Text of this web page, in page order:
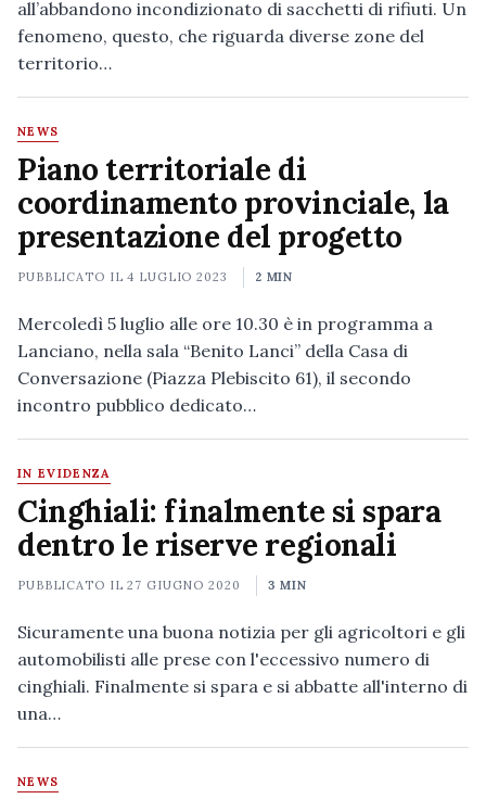
all’abbandono incondizionato di sacchetti di rifiuti. Un
fenomeno, questo, che riguarda diverse zone del
territorio…
NEWS
Piano territoriale di
coordinamento provinciale, la
presentazione del progetto
PUBBLICATO IL4 LUGLIO 2023 2 MIN
Mercoledì 5 luglio alle ore 10.30 è in programma a
Lanciano, nella sala “Benito Lanci” della Casa di
Conversazione (Piazza Plebiscito 61), il secondo
incontro pubblico dedicato…
IN EVIDENZA
Cinghiali: finalmente si spara
dentro le riserve regionali
PUBBLICATO IL27 GIUGNO 2020 3 MIN
Sicuramente una buona notizia per gli agricoltori e gli
automobilisti alle prese con l'eccessivo numero di
cinghiali. Finalmente si spara e si abbatte all'interno di
una…
NEWS